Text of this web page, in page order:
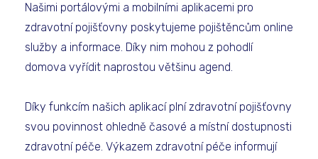
Našimi portálovými a mobilními aplikacemi pro
zdravotní pojišťovny poskytujeme pojištěncům online
služby a informace. Díky nim mohou z pohodlí
domova vyřídit naprostou většinu agend.
Díky funkcím našich aplikací plní zdravotní pojišťovny
svou povinnost ohledně časové a místní dostupnosti
zdravotní péče. Výkazem zdravotní péče informují